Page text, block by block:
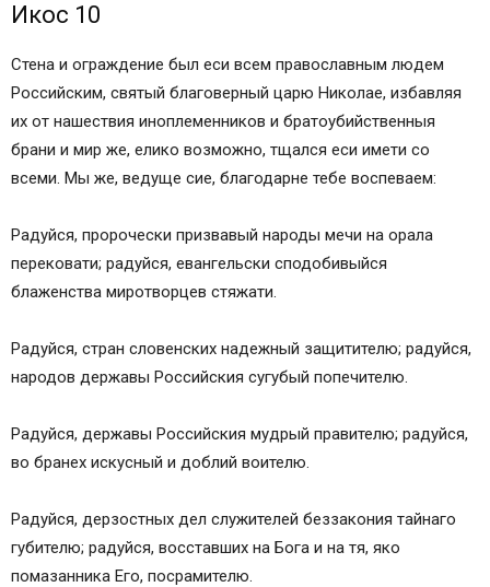
Икос 10
Стена и ограждение был еси всем православным людем
Российским, святый благоверный царю Николае, избавляя
их от нашествия иноплеменников и братоубийственныя
брани и мир же, елико возможно, тщался еси имети со
всеми. Мы же, ведуще сие, благодарне тебе воспеваем:
Радуйся, пророчески призвавый народы мечи на орала
перековати; радуйся, евангельски сподобивыйся
блаженства миротворцев стяжати.
Радуйся, стран словенских надежный защитителю; радуйся,
народов державы Российския сугубый попечителю.
Радуйся, державы Российския мудрый правителю; радуйся,
во бранех искусный и доблий воителю.
Радуйся, дерзостных дел служителей беззакония тайнаго
губителю; радуйся, восставших на Бога и на тя, яко
помазанника Его, посрамителю.